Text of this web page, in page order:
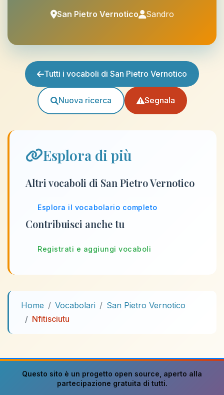
San Pietro Vernotico Sandro
Tutti i vocaboli di San Pietro Vernotico
Nuova ricerca Segnala
Esplora di più
Altri vocaboli di San Pietro Vernotico
Esplora il vocabolario completo
Contribuisci anche tu
Registrati e aggiungi vocaboli
Home Vocabolari
San Pietro Vernotico
Nfitisciutu
Questo sito è un progetto open source , aperto alla
partecipazione gratuita di tutti.